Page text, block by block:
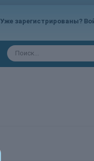
Уже зарегистрированы?